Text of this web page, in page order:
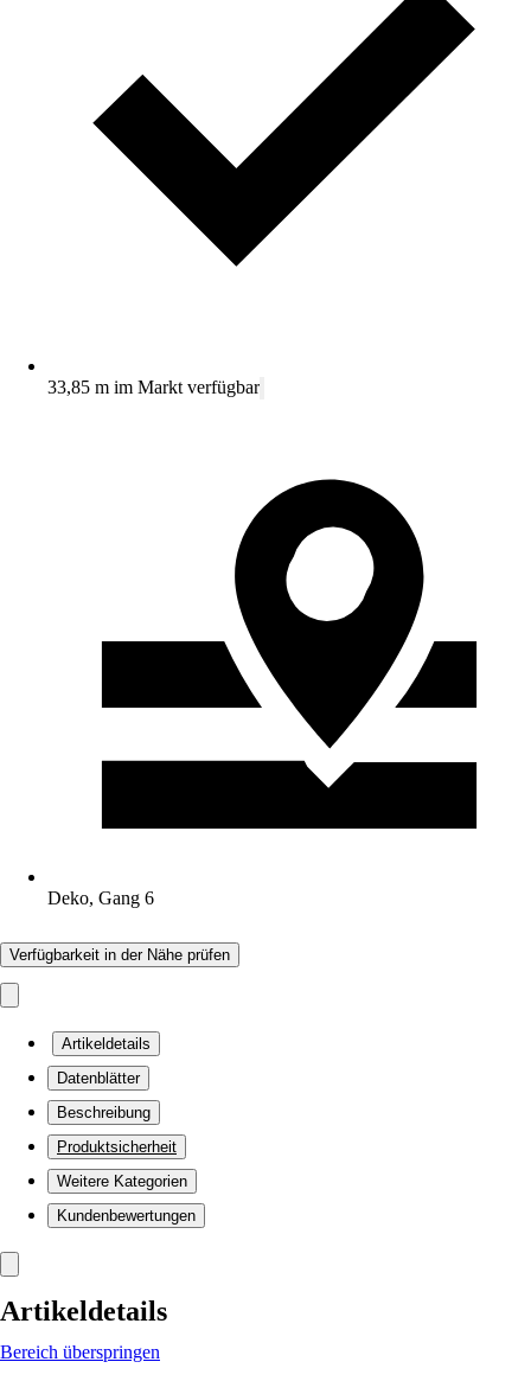
33,85 m im Markt verfügbar
Deko, Gang 6
Verfügbarkeit in der Nähe prüfen
Artikeldetails
Datenblätter
Beschreibung
Produktsicherheit
Weitere Kategorien
Kundenbewertungen
Artikeldetails
Bereich überspringen